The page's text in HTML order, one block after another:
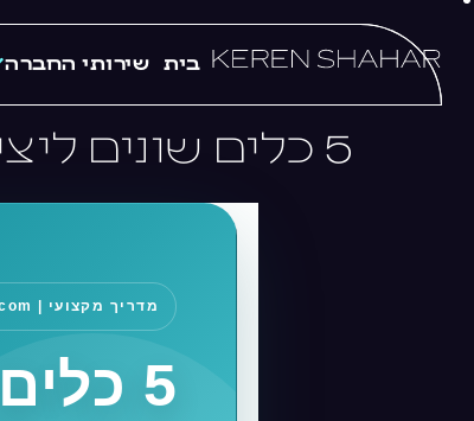
לתוכן
בית שירותי החברה
5 כלים שונים ליצירת סוכני AI
מדריך מקצועי | keren-shahar.com
5 כלים ליצירת סוכני בינה מלאכותית